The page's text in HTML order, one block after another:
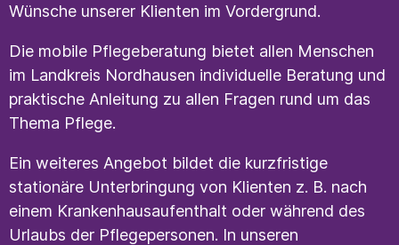
Wünsche unserer Klienten im Vordergrund.
Die mobile Pflegeberatung bietet allen Menschen
im Landkreis Nordhausen individuelle Beratung und
praktische Anleitung zu allen Fragen rund um das
Thema Pflege.
Ein weiteres Angebot bildet die kurzfristige
stationäre Unterbringung von Klienten z. B. nach
einem Krankenhausaufenthalt oder während des
Urlaubs der Pflegepersonen. In unseren